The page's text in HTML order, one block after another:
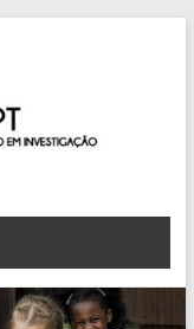
baseado em